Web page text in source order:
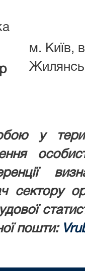
м. Київ,
у
сектору
пошти: